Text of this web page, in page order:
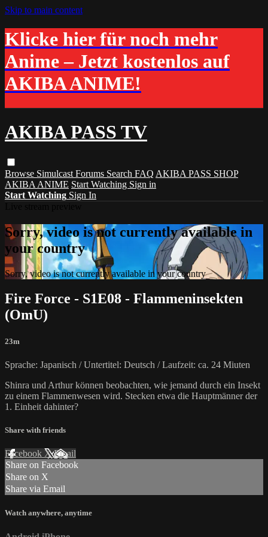
Skip to main content
Klicke hier für noch mehr
Anime – Jetzt kostenlos auf
AKIBA ANIME!
AKIBA PASS TV
Browse Simulcast Forums Search FAQ AKIBA PASS SHOP
AKIBA ANIME Start Watching Sign in
Start Watching Sign In
Sorry, video is not currently available in
your country
Sorry, video is not currently available in your country
Fire Force - S1E08 - Flammeninsekten
(OmU)
23m
Sprache: Japanisch / Untertitel: Deutsch / Laufzeit: ca. 24 Miuten
Shinra und Arthur können beobachten, wie jemand durch ein Insekt
zu einem Flammenwesen wird. Stecken etwa die Hauptmänner der
1. Einheit dahinter?
Share with friends
Facebook XEmail
Share on Facebook
Share on X
Share via Email
Watch anywhere, anytime